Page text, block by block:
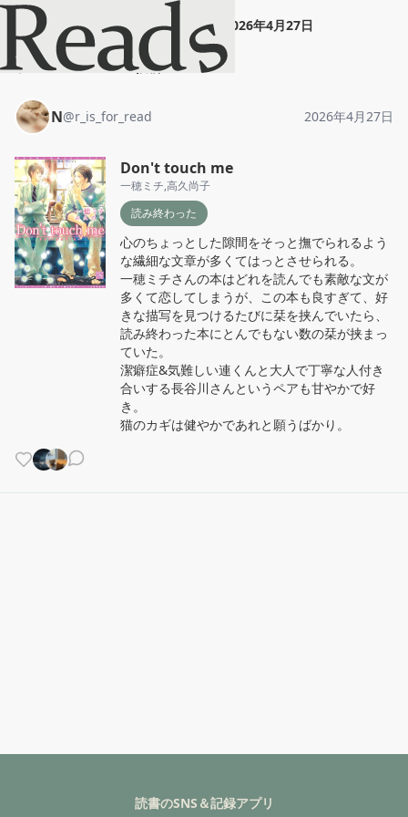
N"Don't touch me" 2026年4月27日
ホーム N 投稿
N@r_is_for_read 2026年4月27日
Don't touch me
一穂ミチ,高久尚子
読み終わった
心のちょっとした隙間をそっと撫でられるよう
な繊細な文章が多くてはっとさせられる。
一穂ミチさんの本はどれを読んでも素敵な文が
多くて恋してしまうが、この本も良すぎて、好
きな描写を見つけるたびに栞を挟んでいたら、
読み終わった本にとんでもない数の栞が挟まっ
ていた。
潔癖症&気難しい連くんと大人で丁寧な人付き
合いする長谷川さんというペアも甘やかで好
き。
猫のカギは健やかであれと願うばかり。
読書のSNS＆記録アプリ